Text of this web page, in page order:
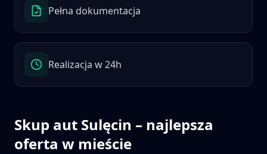
Pełna dokumentacja
Realizacja w 24h
Skup aut Sulęcin – najlepsza
oferta w mieście